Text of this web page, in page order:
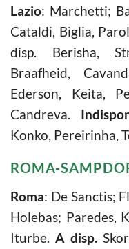
Lazio: Marchetti;
Cataldi, Biglia,
disp. Berisha,
Braafheid,
Ederson, Keita,
Candreva.
Konko, Pereirinha,
ROMA-
Roma: De Sanctis;
Holebas; Paredes,
Iturbe.A disp.